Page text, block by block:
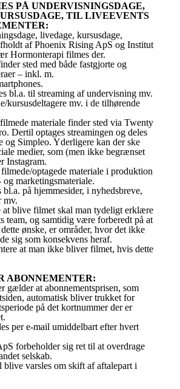
PÅ UNDERVISNINGSDAGE,
TIL LIVEEVENTS
livedage, kursusdage,
af Phoenix Rising ApS og Institut
Hormonterapi filmes der.
sted med både fastgjorte og
– inkl. m.
bl.a. til streaming af undervisning mv.
kursusdeltagere mv. i de tilhørende
materiale finder sted via Twenty
Dertil optages streamingen og deles
og Simpleo. Yderligere kan der ske
medier, som (men ikke begrænset
Instagram.
optagede materiale i produktion
marketingsmateriale.
på hjemmesider, i nyhedsbreve,
mv.
blive filmet skal man tydeligt erklære
team, og samtidig være forberedt på at
ønske, er områder, hvor det ikke
sig som konsekvens heraf.
at man ikke bliver filmet, hvis dette
ABONNEMENTER:
gælder at abonnementsprisen, som
automatisk bliver trukket for
på det kortnummer der er
per e-mail umiddelbart efter hvert
forbeholder sig ret til at overdrage
selskab.
blive varsles om skift af aftalepart i